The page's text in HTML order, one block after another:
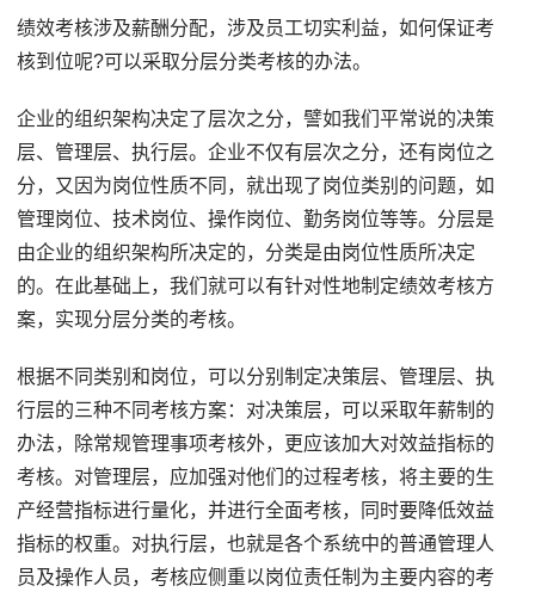
绩效考核涉及薪酬分配，涉及员工切实利益，如何保证考
核到位呢?可以采取分层分类考核的办法。
企业的组织架构决定了层次之分，譬如我们平常说的决策
层、管理层、执行层。企业不仅有层次之分，还有岗位之
分，又因为岗位性质不同，就出现了岗位类别的问题，如
管理岗位、技术岗位、操作岗位、勤务岗位等等。分层是
由企业的组织架构所决定的，分类是由岗位性质所决定
的。在此基础上，我们就可以有针对性地制定绩效考核方
案，实现分层分类的考核。
根据不同类别和岗位，可以分别制定决策层、管理层、执
行层的三种不同考核方案：对决策层，可以采取年薪制的
办法，除常规管理事项考核外，更应该加大对效益指标的
考核。对管理层，应加强对他们的过程考核，将主要的生
产经营指标进行量化，并进行全面考核，同时要降低效益
指标的权重。对执行层，也就是各个系统中的普通管理人
员及操作人员，考核应侧重以岗位责任制为主要内容的考